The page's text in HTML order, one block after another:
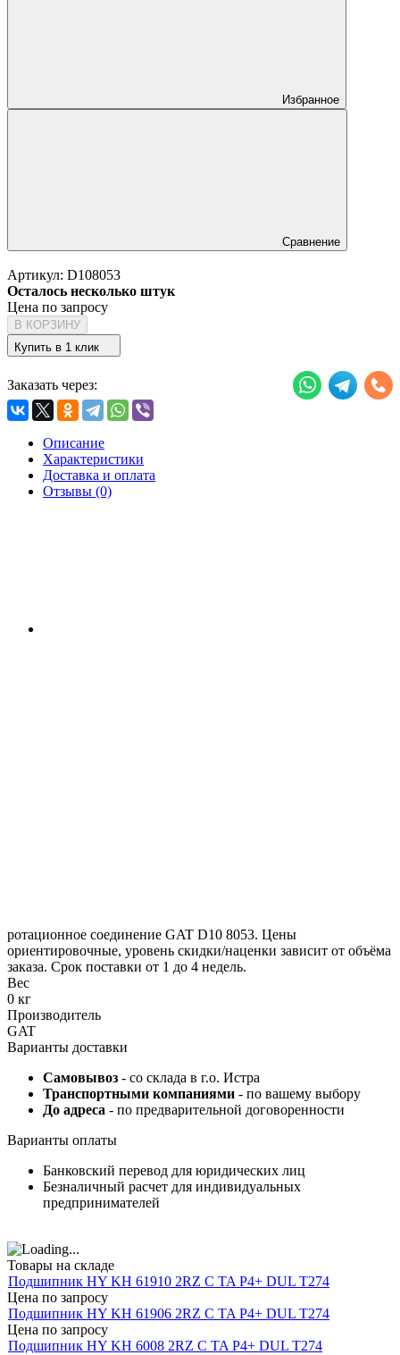
Избранное
Сравнение
Артикул: D108053
Осталось несколько штук
Цена по запросу
В КОРЗИНУ
Купить в 1 клик
Заказать через:
Описание
Характеристики
Доставка и оплата
Отзывы (0)
ротационное соединение GAT D10 8053. Цены
ориентировочные, уровень скидки/наценки зависит от объёма
заказа. Срок поставки от 1 до 4 недель.
Вес
0 кг
Производитель
GAT
Варианты доставки
Самовывоз - со склада в г.о. Истра
Транспортными компаниями - по вашему выбору
До адреса - по предварительной договоренности
Варианты оплаты
Банковский перевод для юридических лиц
Безналичный расчет для индивидуальных
предпринимателей
Товары на складе
Подшипник HY KH 61910 2RZ C TA P4+ DUL T274
Цена по запросу
Подшипник HY KH 61906 2RZ C TA P4+ DUL T274
Цена по запросу
Подшипник HY KH 6008 2RZ C TA P4+ DUL T274